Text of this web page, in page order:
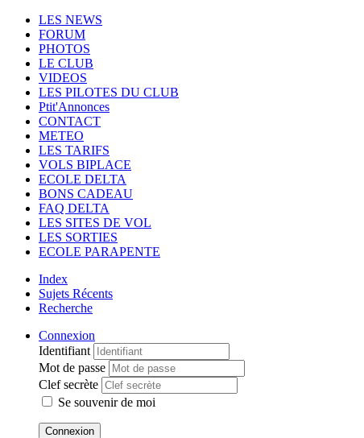
LES NEWS
FORUM
PHOTOS
LE CLUB
VIDEOS
LES PILOTES DU CLUB
Ptit'Annonces
CONTACT
METEO
LES TARIFS
VOLS BIPLACE
ECOLE DELTA
BONS CADEAU
FAQ DELTA
LES SITES DE VOL
LES SORTIES
ECOLE PARAPENTE
Index
Sujets Récents
Recherche
Connexion
Identifiant
Mot de passe
Clef secrète
Se souvenir de moi
Connexion